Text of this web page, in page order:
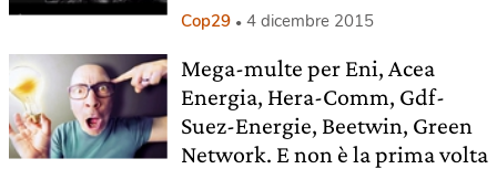
Cop29 4 dicembre 2015
Mega-multe per Eni, Acea
Energia, Hera-Comm, Gdf-
Suez-Energie, Beetwin, Green
Network. E non è la prima volta